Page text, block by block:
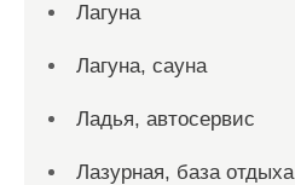
Лагуна
Лагуна, сауна
Ладья, автосервис
Лазурная, база отдыха